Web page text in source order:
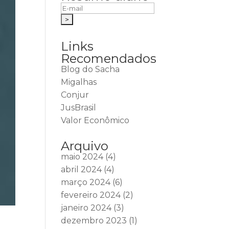
Links
Recomendados
Blog do Sacha
Migalhas
Conjur
JusBrasil
Valor Econômico
Arquivo
maio 2024(4)
abril 2024(4)
março 2024(6)
fevereiro 2024(2)
janeiro 2024(3)
dezembro 2023 (1)